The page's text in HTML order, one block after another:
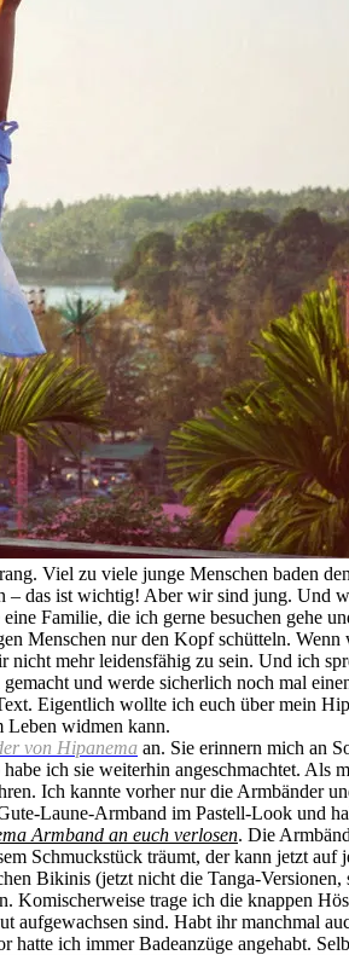
Viel zu viele junge Menschen baden
– das ist wichtig! Aber wir sind jung.
Familie, die ich gerne besuchen
Menschen nur den Kopf schütteln.
mehr leidensfähig zu sein. Und ich
und werde sicherlich noch mal
Eigentlich wollte ich euch über mein
Leben widmen kann.
von Hipanema an. Sie erinnern mich an
ich sie weiterhin angeschmachtet. Als
Ich kannte vorher nur die Armbänder
Laune-Armband im Pastell-Look und
Armband an euch verlosen. Die
Schmuckstück träumt, der kann jetzt auf
Bikinis (jetzt nicht die Tanga-
Komischerweise trage ich die knappen
sind. Habt ihr manchmal
ich immer Badeanzüge angehabt.